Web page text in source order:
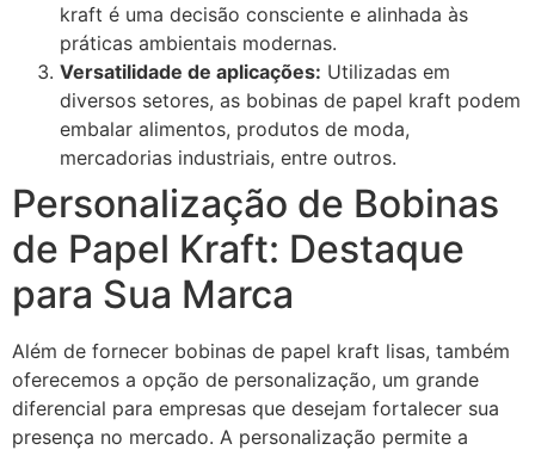
kraft é uma decisão consciente e alinhada às
práticas ambientais modernas.
Versatilidade de aplicações: Utilizadas em
diversos setores, as bobinas de papel kraft podem
embalar alimentos, produtos de moda,
mercadorias industriais, entre outros.
Personalização de Bobinas
de Papel Kraft: Destaque
para Sua Marca
Além de fornecer bobinas de papel kraft lisas, também
oferecemos a opção de personalização, um grande
diferencial para empresas que desejam fortalecer sua
presença no mercado. A personalização permite a